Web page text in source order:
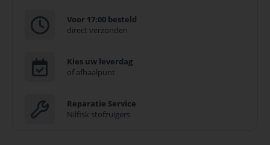
Voor 17:00 besteld
direct verzonden
Kies uw leverdag
of afhaalpunt
Reparatie Service
Nilfisk stofzuigers